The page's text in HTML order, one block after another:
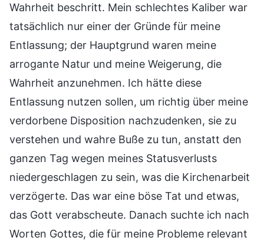
Wahrheit beschritt. Mein schlechtes Kaliber war
tatsächlich nur einer der Gründe für meine
Entlassung; der Hauptgrund waren meine
arrogante Natur und meine Weigerung, die
Wahrheit anzunehmen. Ich hätte diese
Entlassung nutzen sollen, um richtig über meine
verdorbene Disposition nachzudenken, sie zu
verstehen und wahre Buße zu tun, anstatt den
ganzen Tag wegen meines Statusverlusts
niedergeschlagen zu sein, was die Kirchenarbeit
verzögerte. Das war eine böse Tat und etwas,
das Gott verabscheute. Danach suchte ich nach
Worten Gottes, die für meine Probleme relevant